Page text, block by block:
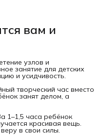
вам и
узлов и
занятие для детских
и усидчивость.
творческий час вместо
занят делом, а
1–1,5 часа ребёнок
красивая вещь.
в свои силы.